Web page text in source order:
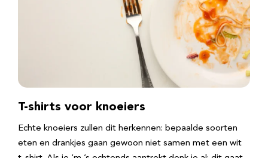
T-shirts voor knoeiers
Echte knoeiers zullen dit herkennen: bepaalde soorten
eten en drankjes gaan gewoon niet samen met een wit